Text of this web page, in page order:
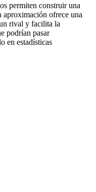
permiten construir una
aproximación ofrece una
rival y facilita la
podrían pasar
en estadísticas